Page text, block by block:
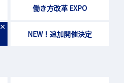
働き方改革 EXPO
×
NEW！追加開催決定